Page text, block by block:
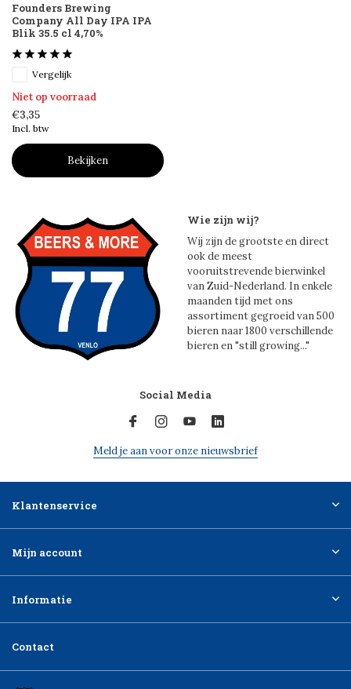
Founders Brewing
Company All Day IPA IPA
Blik 35.5 cl 4,70%
Vergelijk
Niet op voorraad
€3,35
Incl. btw
Bekijken
Wie zijn wij?
Wij zijn de grootste en direct
ook de meest
vooruitstrevende bierwinkel
van Zuid-Nederland. In enkele
maanden tijd met ons
assortiment gegroeid van 500
bieren naar 1800 verschillende
bieren en "still growing..."
Social Media
Meld je aan voor onze nieuwsbrief
Klantenservice
Mijn account
Informatie
Contact